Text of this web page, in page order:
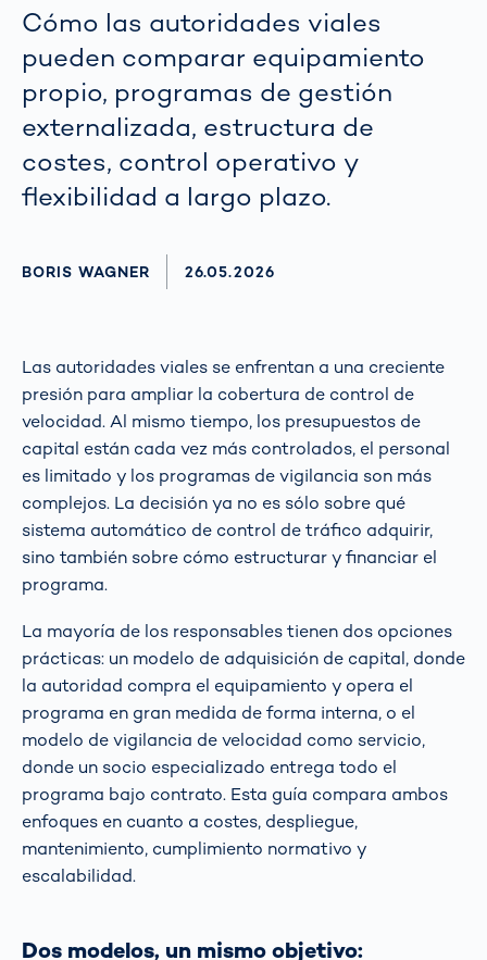
Cómo las autoridades viales
pueden comparar equipamiento
propio, programas de gestión
externalizada, estructura de
costes, control operativo y
flexibilidad a largo plazo.
AUTHOR
BORIS WAGNER AKTUALISIERT AM:
26.05.2026
Las autoridades viales se enfrentan a una creciente
presión para ampliar la cobertura de control de
velocidad. Al mismo tiempo, los presupuestos de
capital están cada vez más controlados, el personal
es limitado y los programas de vigilancia son más
complejos. La decisión ya no es sólo sobre qué
sistema automático de control de tráfico adquirir,
sino también sobre cómo estructurar y financiar el
programa.
La mayoría de los responsables tienen dos opciones
prácticas: un modelo de adquisición de capital, donde
la autoridad compra el equipamiento y opera el
programa en gran medida de forma interna, o el
modelo de vigilancia de velocidad como servicio,
donde un socio especializado entrega todo el
programa bajo contrato. Esta guía compara ambos
enfoques en cuanto a costes, despliegue,
mantenimiento, cumplimiento normativo y
escalabilidad.
Dos modelos, un mismo objetivo: